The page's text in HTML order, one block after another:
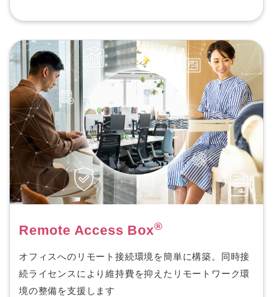
Remote Access Box®
オフィスへのリモート接続環境を簡単に構築。同時接
続ライセンスにより維持費を抑えたリモートワーク環
境の整備を支援します